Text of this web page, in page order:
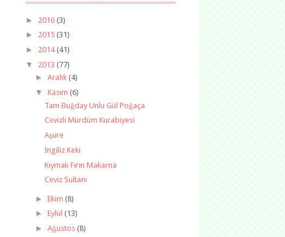
► 2016 (3)
► 2015 (31)
► 2014(41)
▼ 2013 (77)
► Aralık (4)
▼ Kasım (6)
Tam Buğday Unlu Gül Poğaça
Cevizli Mürdüm Kurabiyesi
Aşure
İngiliz Keki
Kıymalı Fırın Makarna
Ceviz Sultanı
► Ekim (8)
► Eylül (13)
► Ağustos (8)